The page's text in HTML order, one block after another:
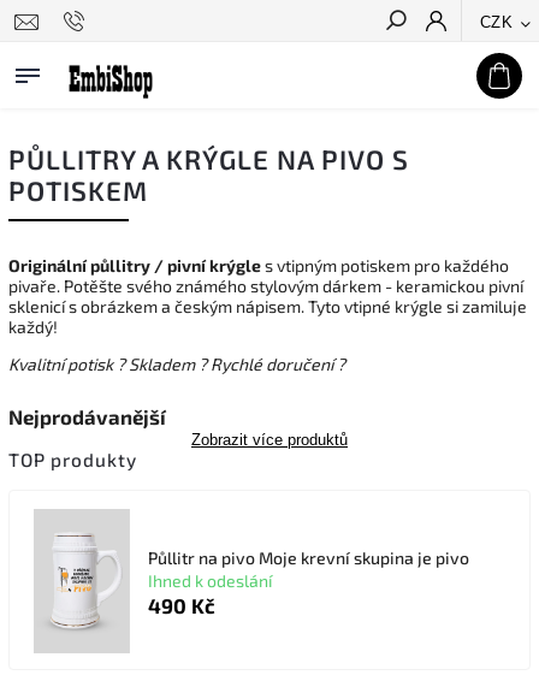
CZK
Hledat
PŮLLITRY A KRÝGLE NA PIVO S
POTISKEM
Originální půllitry / pivní krýgles vtipným potiskem pro každého
pivaře. Potěšte svého známého stylovým dárkem - keramickou pivní
sklenicí s obrázkem a českým nápisem. Tyto vtipné krýgle si zamiluje
každý!
Kvalitní potisk ? Skladem ? Rychlé doručení ?
Nejprodávanější
Zobrazit více produktů
TOP produkty
Půllitr na pivo Moje krevní skupina je pivo
Ihned k odeslání
490 Kč